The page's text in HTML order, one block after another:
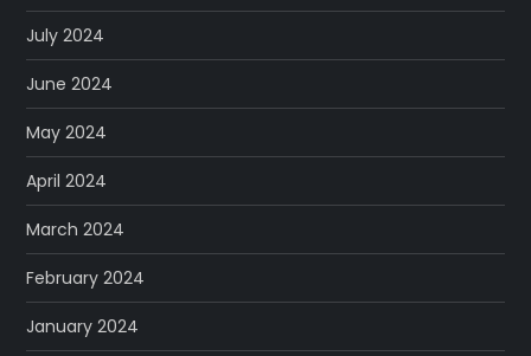
July 2024
June 2024
May 2024
April 2024
March 2024
February 2024
January 2024